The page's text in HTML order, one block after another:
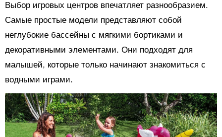
Выбор игровых центров впечатляет разнообразием.
Самые простые модели представляют собой
неглубокие бассейны с мягкими бортиками и
декоративными элементами. Они подходят для
малышей, которые только начинают знакомиться с
водными играми.